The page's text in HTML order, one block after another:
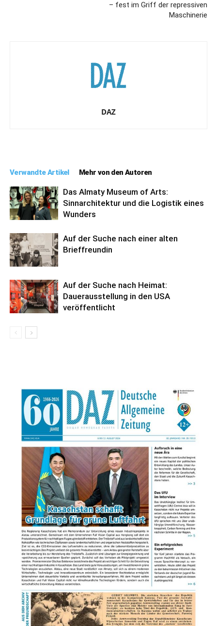
– fest im Griff der repressiven
Maschinerie
DAZ
Verwandte Artikel Mehr von den Autoren
Das Almaty Museum of Arts:
Sinnarchitektur und die Logistik eines
Wunders
Auf der Suche nach einer alten
Brieffreundin
Auf der Suche nach Heimat:
Dauerausstellung in den USA
veröffentlicht